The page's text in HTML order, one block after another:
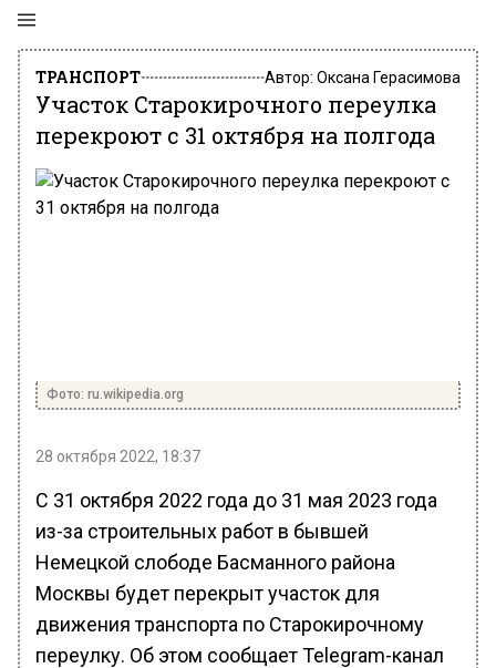
ТРАНСПОРТ Автор: Оксана Герасимова
Участок Старокирочного переулка
перекроют с 31 октября на полгода
Фото: ru.wikipedia.org
28 октября 2022, 18:37
С 31 октября 2022 года до 31 мая 2023 года
из-за строительных работ в бывшей
Немецкой слободе Басманного района
Москвы будет перекрыт участок для
движения транспорта по Старокирочному
переулку. Об этом сообщает Telegram-канал